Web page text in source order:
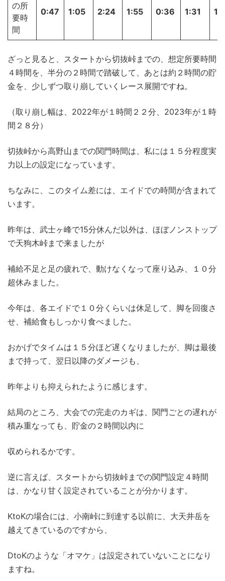
の所
要時
間
0:47 1:05 2:24 1:55 0:36 1:31
ざっと見ると、スタートから切抜峠までの、想定所要時間
４時間を、半分の２時間で踏破して、あとは約２時間の貯
金を、少しずつ取り崩していくレース展開ですね。
（取り崩し幅は、2022年が１時間２２分、2023年が１時
間２８分）
切抜峠から高野山までの関門時間は、私には１５分程度実
力以上の設定になっています。
ちなみに、このタイム差には、エイドでの時間が含まれて
います。
昨年は、武士ヶ峰で15分休んだ以外は、ほぼノンストップ
で天狗木峠まで来ましたが
補給不足と足の疲れで、動けなくなって座り込み、１０分
超休みました。
今年は、各エイドで１０分くらいは休足して、脚を回復さ
せ、補給食もしっかり食べました。
おかげでタイムは１５分ほど遅くなりましたが、脚は最後
まで持って、翌日以降のダメージも、
昨年よりも抑えられたように感じます。
結局のところ、大会での完走のカギは、関門ごとの遅れが
積み重なっても、貯金の２時間以内に
収められるかです。
逆に言えば、スタートから切抜峠までの関門設定４時間
は、かなり甘く設定されていることが分かります。
KtoKの場合には、小南峠に到達する以前に、大天井岳を
越えてきているのですから、
DtoKのような「オマケ」は設定されていないことになり
ますね。